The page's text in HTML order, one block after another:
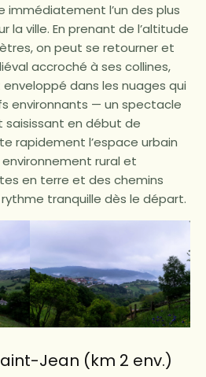
immédiatement l’un des plus
la ville. En prenant de l’altitude
on peut se retourner et
accroché à ses collines,
dans les nuages qui
environnants — un spectacle
saisissant en début de
rapidement l’espace urbain
rural et
en terre et des chemins
tranquille dès le départ.
Jean (km 2 env.)